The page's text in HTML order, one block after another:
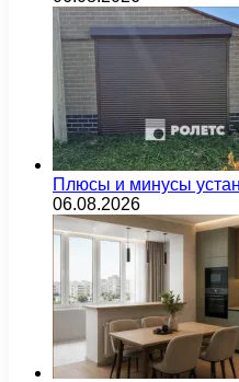
Плюсы и минусы
06.08.2026